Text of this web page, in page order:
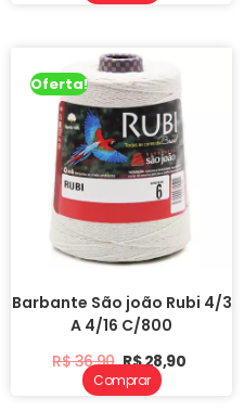
Oferta!
Barbante São joão Rubi 4/3
A 4/16 C/800
R$36,90 R$28,90
Comprar